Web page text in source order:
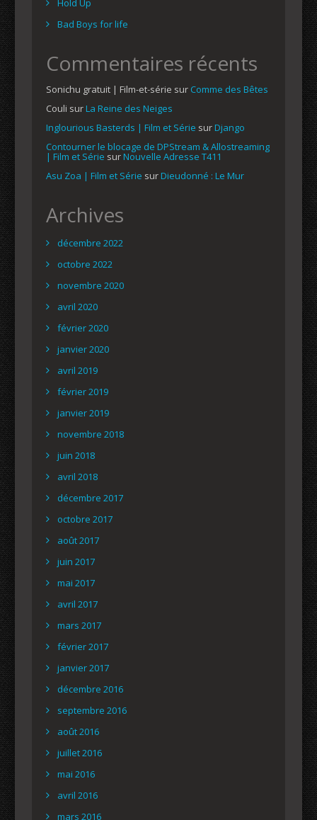
Hold Up
Bad Boys for life
Commentaires récents
Sonichu gratuit | Film-et-série sur Comme des Bêtes
Couli surLa Reine des Neiges
Inglourious Basterds | Film et Série surDjango
Contourner le blocage de DPStream & Allostreaming
| Film et Série surNouvelle Adresse T411
Asu Zoa | Film et Série surDieudonné : Le Mur
Archives
décembre 2022
octobre 2022
novembre 2020
avril 2020
février 2020
janvier 2020
avril 2019
février 2019
janvier 2019
novembre 2018
juin 2018
avril 2018
décembre 2017
octobre 2017
août 2017
juin 2017
mai 2017
avril 2017
mars 2017
février 2017
janvier 2017
décembre 2016
septembre 2016
août 2016
juillet 2016
mai 2016
avril 2016
mars 2016